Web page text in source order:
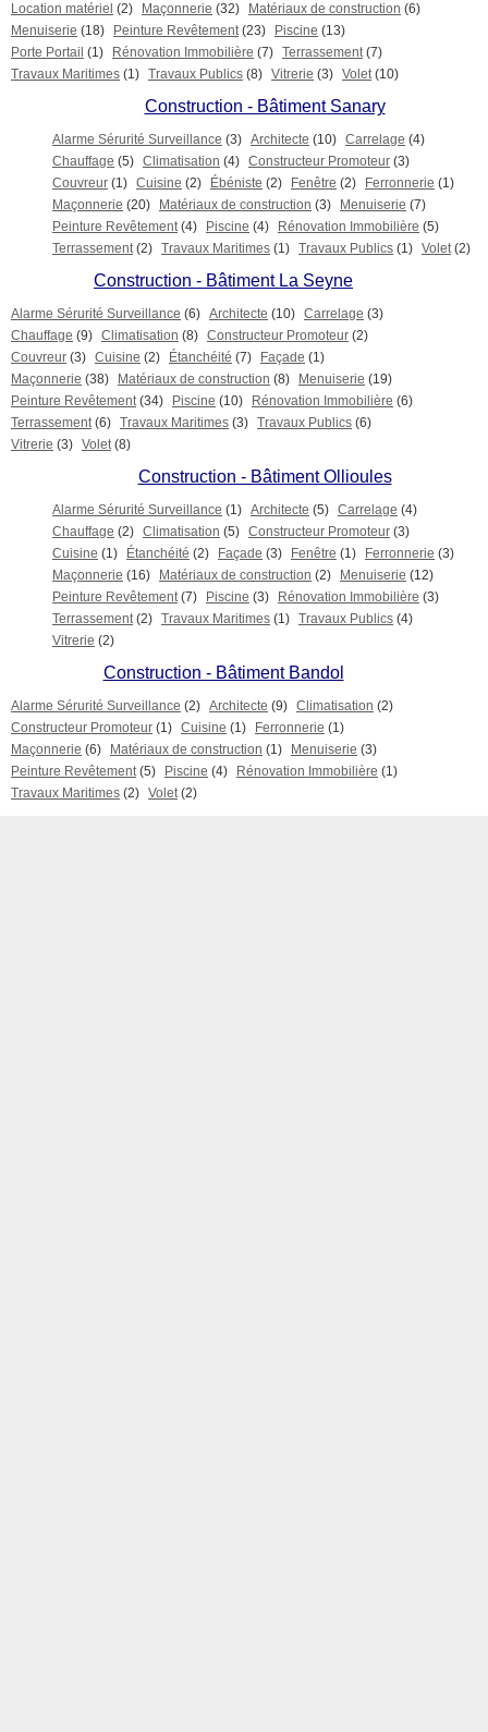
Location matériel (2) Maçonnerie (32) Matériaux de construction (6)
Menuiserie (18) Peinture Revêtement (23) Piscine (13)
Porte Portail (1) Rénovation Immobilière (7) Terrassement (7)
Travaux Maritimes (1) Travaux Publics (8) Vitrerie (3) Volet (10)
Construction - Bâtiment Sanary
Alarme Sérurité Surveillance (3) Architecte (10) Carrelage (4)
Chauffage (5) Climatisation (4) Constructeur Promoteur (3)
Couvreur (1) Cuisine (2) Ébéniste (2) Fenêtre (2) Ferronnerie (1)
Maçonnerie (20) Matériaux de construction (3) Menuiserie (7)
Peinture Revêtement (4) Piscine (4) Rénovation Immobilière (5)
Terrassement (2) Travaux Maritimes (1) Travaux Publics (1) Volet (2)
Construction - Bâtiment La Seyne
Alarme Sérurité Surveillance (6) Architecte (10) Carrelage (3)
Chauffage (9) Climatisation (8) Constructeur Promoteur (2)
Couvreur (3) Cuisine (2) Étanchéité (7) Façade (1)
Maçonnerie (38) Matériaux de construction (8) Menuiserie (19)
Peinture Revêtement (34) Piscine (10) Rénovation Immobilière (6)
Terrassement (6) Travaux Maritimes (3) Travaux Publics (6)
Vitrerie (3) Volet (8)
Construction - Bâtiment Ollioules
Alarme Sérurité Surveillance (1) Architecte (5) Carrelage (4)
Chauffage (2) Climatisation (5) Constructeur Promoteur (3)
Cuisine (1) Étanchéité (2) Façade (3) Fenêtre (1) Ferronnerie (3)
Maçonnerie (16) Matériaux de construction (2) Menuiserie (12)
Peinture Revêtement (7) Piscine (3) Rénovation Immobilière (3)
Terrassement (2) Travaux Maritimes (1) Travaux Publics (4)
Vitrerie (2)
Construction - Bâtiment Bandol
Alarme Sérurité Surveillance (2) Architecte (9) Climatisation (2)
Constructeur Promoteur (1) Cuisine (1) Ferronnerie (1)
Maçonnerie (6) Matériaux de construction (1) Menuiserie (3)
Peinture Revêtement (5) Piscine (4) Rénovation Immobilière (1)
Travaux Maritimes (2) Volet (2)